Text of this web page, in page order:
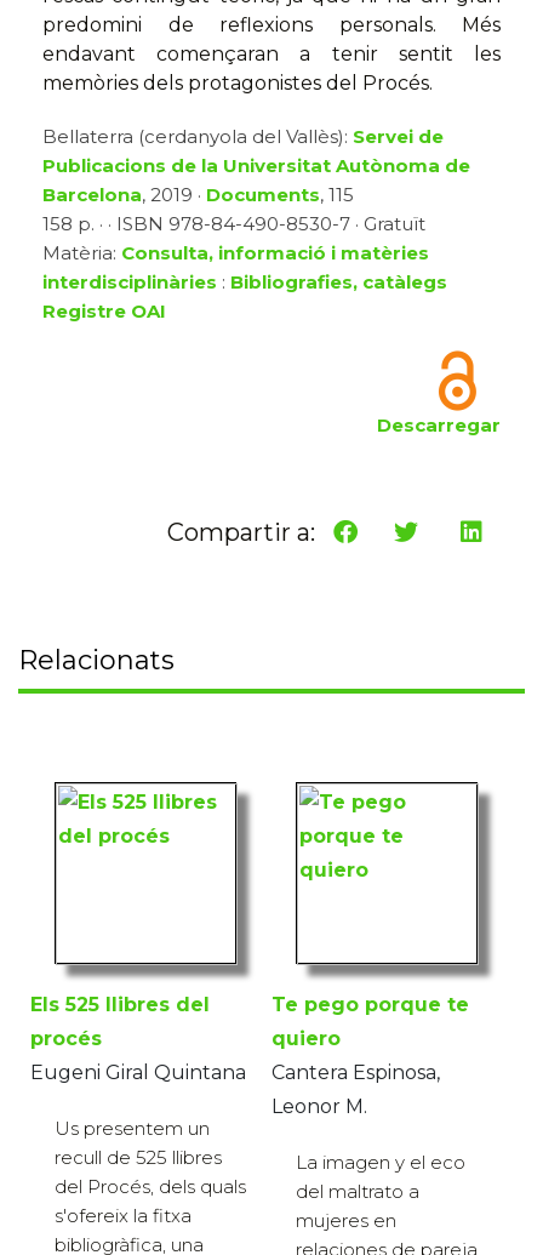
predomini de reflexions personals. Més
endavant començaran a tenir sentit les
memòries dels protagonistes del Procés.
Bellaterra (cerdanyola del Vallès): Servei de
Publicacions de la Universitat Autònoma de
Barcelona, 2019 · Documents, 115
158 p. · · ISBN 978-84-490-8530-7 · Gratuït
Matèria: Consulta, informació i matèries
interdisciplinàries : Bibliografies, catàlegs
Registre OAI
Descarregar
Compartir a:
Relacionats
Els 525 llibres del
procés
Eugeni Giral Quintana
Us presentem un
recull de 525 llibres
del Procés, dels quals
s'ofereix la fitxa
bibliogràfica, una
Te pego porque te
quiero
Cantera Espinosa,
Leonor M.
La imagen y el eco
del maltrato a
mujeres en
relaciones de pareja